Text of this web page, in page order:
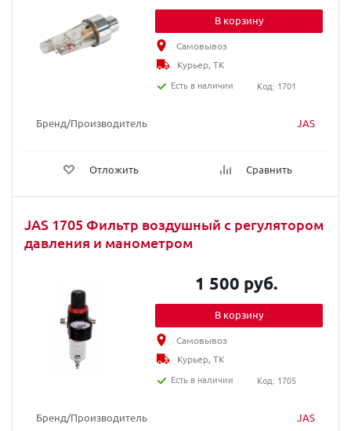
Бренд/Производитель JAS
Отложить Сравнить
В корзину
Самовывоз
Курьер, ТК
Есть в наличии
Код: 1701
JAS 1705 Фильтр воздушный с регулятором
давления и манометром
Бренд/Производитель JAS
1 500 руб.
В корзину
Самовывоз
Курьер, ТК
Есть в наличии
Код: 1705